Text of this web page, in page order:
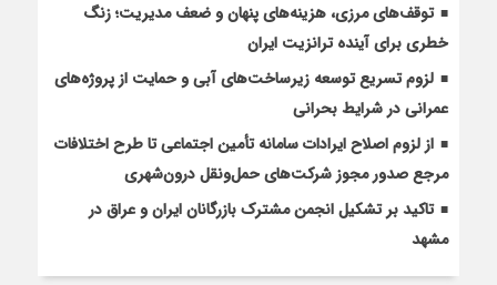
توقف‌های مرزی، هزینه‌های پنهان و ضعف مدیریت؛ زنگ
خطری برای آینده ترانزیت ایران
لزوم تسریع توسعه زیرساخت‌های آبی و حمایت از پروژه‌های
عمرانی در شرایط بحرانی
از لزوم اصلاح ایرادات سامانه تأمین اجتماعی تا طرح اختلافات
مرجع صدور مجوز شرکت‌های حمل‌ونقل درون‌شهری
تاکید بر تشکیل انجمن مشترک بازرگانان ایران و عراق در
مشهد